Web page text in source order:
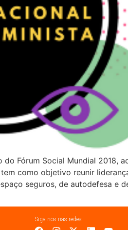
Fórum Social Mundial 2018,
como objetivo reunir
seguros, de autodefesa e
Siga-nos nas redes